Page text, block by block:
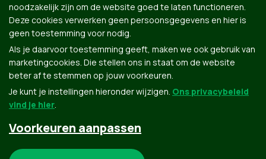
Groen.be
noodzakelijk zijn om de website goed te laten functioneren.
Deze cookies verwerken geen persoonsgegevens en hier is
geen toestemming voor nodig.
Als je daarvoor toestemming geeft, maken we ook gebruik van
marketingcookies. Die stellen ons in staat om de website
beter af te stemmen op jouw voorkeuren.
Je kunt je instellingen hieronder wijzigen. Ons privacybeleid
vind je hier.
Voorkeuren aanpassen